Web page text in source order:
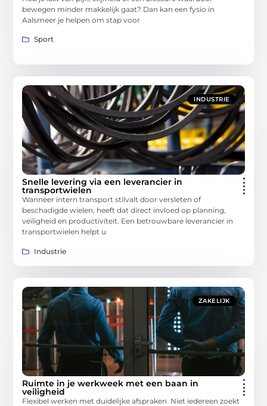
bewegen minder makkelijk gaat? Dan kan een fysio in
Aalsmeer je helpen om stap voor
Sport
INDUSTRIE
Snelle levering via een leverancier in
transportwielen
Wanneer intern transport stilvalt door versleten of
beschadigde wielen, heeft dat direct invloed op planning,
veiligheid en productiviteit. Een betrouwbare leverancier in
transportwielen helpt u
Industrie
ZAKELIJK
Ruimte in je werkweek met een baan in
veiligheid
Flexibel werken met duidelijke afspraken Niet iedereen zoekt